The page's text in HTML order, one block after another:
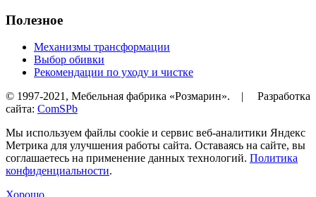
Полезное
Механизмы трансформации
Выбор обивки
Рекомендации по уходу и чистке
© 1997-2021, Мебельная фабрика «Розмарин». | Разработка
сайта: ComSPb
Мы используем файлы cookie и сервис веб-аналитики Яндекс
Метрика для улучшения работы сайта. Оставаясь на сайте, вы
соглашаетесь на применение данных технологий. Политика
конфиденциальности.